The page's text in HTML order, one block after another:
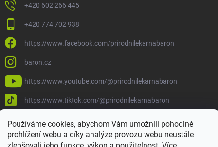
Používáme cookies, abychom Vám umožnili pohodlné
prohlížení webu a díky analýze provozu webu neustále
+420 602 266 445
+420 774 702 938
https://www.facebook.com/prirodnilekarnabaron
baron.cz
https://www.youtube.com/@prirodnilekarnabaron
https://www.tiktok.com/@prirodnilekarnabaron